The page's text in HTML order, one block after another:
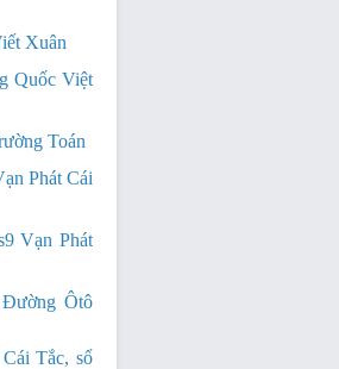
Xuân
Quốc Việt
Toán
Phát Cái
Vạn Phát
Ôtô
Tắc, sổ